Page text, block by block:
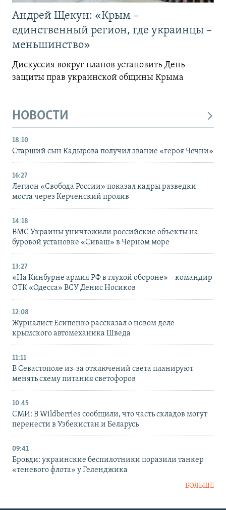
Андрей Щекун: «Крым –
единственный регион, где украинцы –
меньшинство»
Дискуссия вокруг планов установить День
защиты прав украинской общины Крыма
НОВОСТИ
18:10
Старший сын Кадырова получил звание «героя Чечни»
16:27
Легион «Свобода России» показал кадры разведки
моста через Керченский пролив
14:18
ВМС Украины уничтожили российские объекты на
буровой установке «Сиваш» в Черном море
13:27
«На Кинбурне армия РФ в глухой обороне» – командир
ОТК «Одесса» ВСУ Денис Носиков
12:08
Журналист Есипенко рассказал о новом деле
крымского автомеханика Шведа
11:11
В Севастополе из-за отключений света планируют
менять схему питания светофоров
10:45
СМИ: В Wildberries сообщили, что часть складов могут
перенести в Узбекистан и Беларусь
09:41
Бровди: украинские беспилотники поразили танкер
«теневого флота» у Геленджика
БОЛЬШЕ